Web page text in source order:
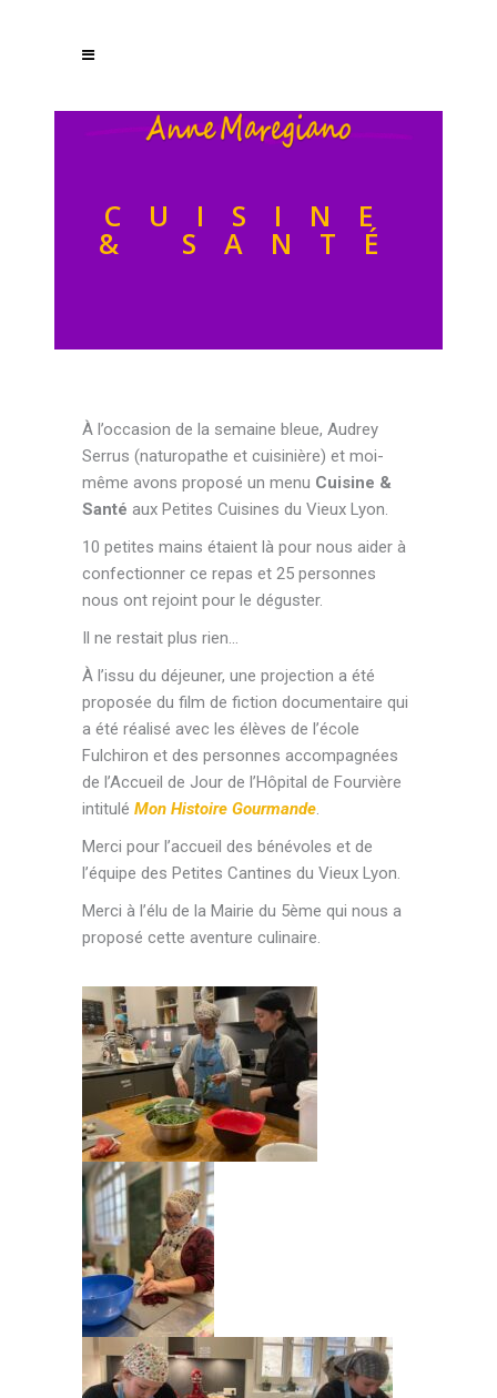
CUISINE
& SANTÉ
À l’occasion de la semaine bleue, Audrey
Serrus (naturopathe et cuisinière) et moi-
même avons proposé un menu Cuisine &
Santé aux Petites Cuisines du Vieux Lyon.
10 petites mains étaient là pour nous aider à
confectionner ce repas et 25 personnes
nous ont rejoint pour le déguster.
Il ne restait plus rien…
À l’issu du déjeuner, une projection a été
proposée du film de fiction documentaire qui
a été réalisé avec les élèves de l’école
Fulchiron et des personnes accompagnées
de l’Accueil de Jour de l’Hôpital de Fourvière
intitulé Mon Histoire Gourmande.
Merci pour l’accueil des bénévoles et de
l’équipe des Petites Cantines du Vieux Lyon.
Merci à l’élu de la Mairie du 5ème qui nous a
proposé cette aventure culinaire.